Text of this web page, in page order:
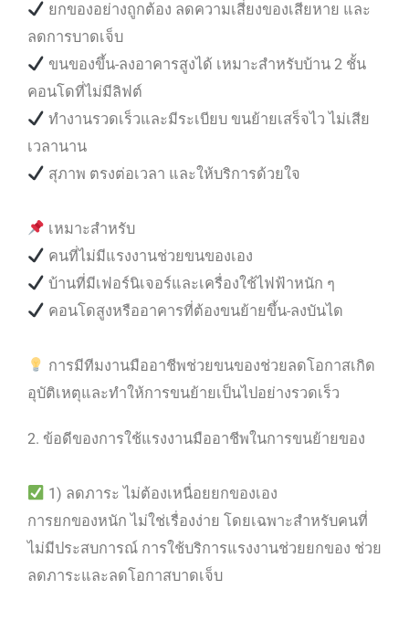
ยกของอย่างถูกต้อง ลดความเสี่ยงของเสียหาย และ
ลดการบาดเจ็บ
ขนของขึ้น-ลงอาคารสูงได้ เหมาะสำหรับบ้าน 2 ชั้น
คอนโดที่ไม่มีลิฟต์
ทำงานรวดเร็วและมีระเบียบ ขนย้ายเสร็จไว ไม่เสีย
เวลานาน
สุภาพ ตรงต่อเวลา และให้บริการด้วยใจ
เหมาะสำหรับ
คนที่ไม่มีแรงงานช่วยขนของเอง
บ้านที่มีเฟอร์นิเจอร์และเครื่องใช้ไฟฟ้าหนัก ๆ
คอนโดสูงหรืออาคารที่ต้องขนย้ายขึ้น-ลงบันได
การมีทีมงานมืออาชีพช่วยขนของช่วยลดโอกาสเกิด
อุบัติเหตุและทำให้การขนย้ายเป็นไปอย่างรวดเร็ว
2. ข้อดีของการใช้แรงงานมืออาชีพในการขนย้ายของ
1) ลดภาระ ไม่ต้องเหนื่อยยกของเอง
การยกของหนัก ไม่ใช่เรื่องง่าย โดยเฉพาะสำหรับคนที่
ไม่มีประสบการณ์ การใช้บริการแรงงานช่วยยกของ ช่วย
ลดภาระและลดโอกาสบาดเจ็บ